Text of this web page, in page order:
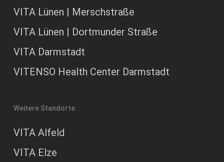
VITA Lünen | Merschstraße
VITA Lünen | Dortmunder Straße
VITA Darmstadt
VITENSO Health Center Darmstadt
Weitere Standorte
VITA Alfeld
VITA Elze